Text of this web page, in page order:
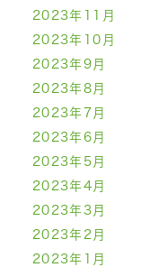
2023年11月
2023年10月
2023年9月
2023年8月
2023年7月
2023年6月
2023年5月
2023年4月
2023年3月
2023年2月
2023年1月